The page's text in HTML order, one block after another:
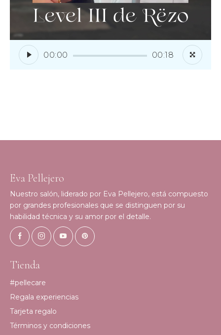
00:00 00:18
Eva Pellejero
Nuestro salón, liderado por Eva Pellejero, está compuesto
por grandes profesionales que se distinguen por su
habilidad técnica y su amor por el detalle.
Tienda
#pellecare
Regala experiencias
Tarjeta regalo
Términos y condiciones